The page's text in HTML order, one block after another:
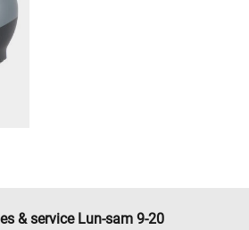
& service Lun-sam 9-20